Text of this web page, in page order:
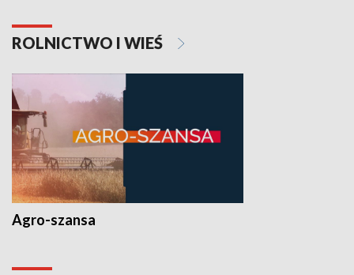
ROLNICTWO I WIEŚ
Agro-szansa